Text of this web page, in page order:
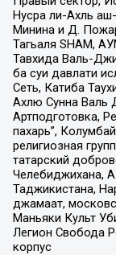
Нусра ли-Ахль
Минина и Д.
Тагьаля SHAM,
Тавхида Валь-
ба суи давлати
Сеть, Катиба
Ахлю Сунна Валь
Артподготовка,
пахарь”,
религиозная
татарский
Челебиджихана,
Таджикистана,
джамаат,
Маньяки Культ
Легион Свобода
корпус